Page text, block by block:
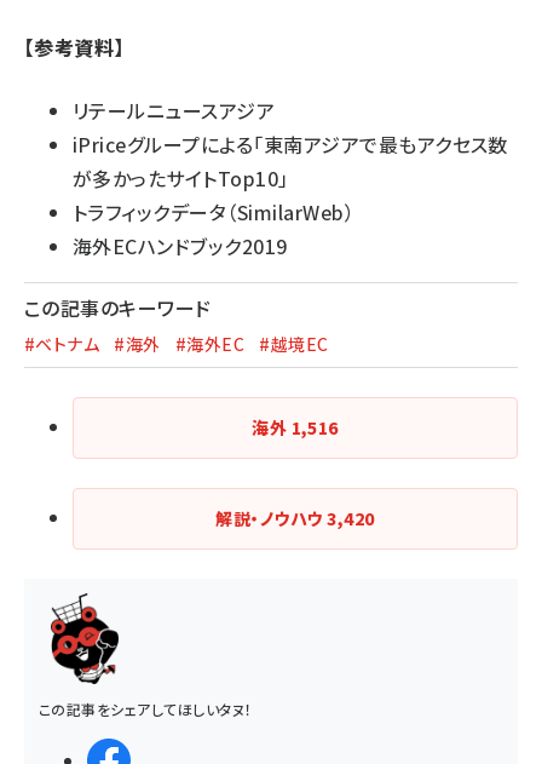
【参考資料】
リテールニュースアジア
iPriceグループによる「東南アジアで最もアクセス数
が多かったサイトTop10」
トラフィックデータ（SimilarWeb）
海外ECハンドブック2019
この記事のキーワード
#ベトナム #海外 #海外EC #越境EC
海外 1,516
解説・ノウハウ3,420
この記事をシェアしてほしいタヌ！